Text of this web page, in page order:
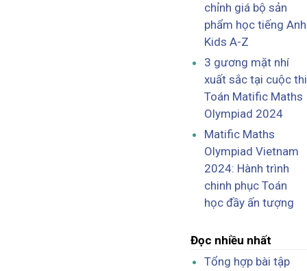
chỉnh giá bộ sản
phẩm học tiếng Anh
Kids A-Z
3 gương mặt nhí
xuất sắc tại cuộc thi
Toán Matific Maths
Olympiad 2024
Matific Maths
Olympiad Vietnam
2024: Hành trình
chinh phục Toán
học đầy ấn tượng
Đọc nhiều nhất
Tổng hợp bài tập